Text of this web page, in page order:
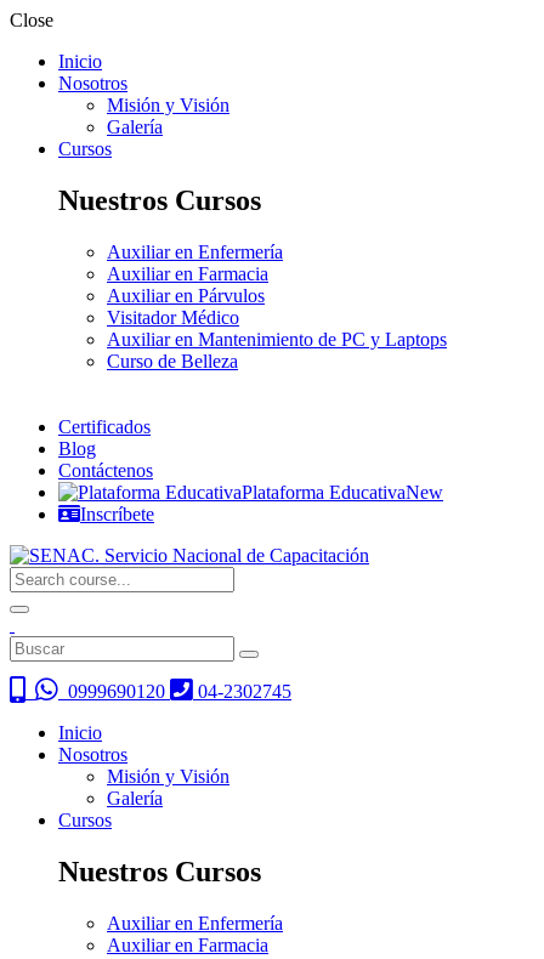
Close
Inicio
Nosotros
Misión y Visión
Galería
Cursos
Nuestros Cursos
Auxiliar en Enfermería
Auxiliar en Farmacia
Auxiliar en Párvulos
Visitador Médico
Auxiliar en Mantenimiento de PC y Laptops
Curso de Belleza
Certificados
Blog
Contáctenos
Plataforma EducativaNew
Inscríbete
0999690120
04-2302745
Inicio
Nosotros
Misión y Visión
Galería
Cursos
Nuestros Cursos
Auxiliar en Enfermería
Auxiliar en Farmacia